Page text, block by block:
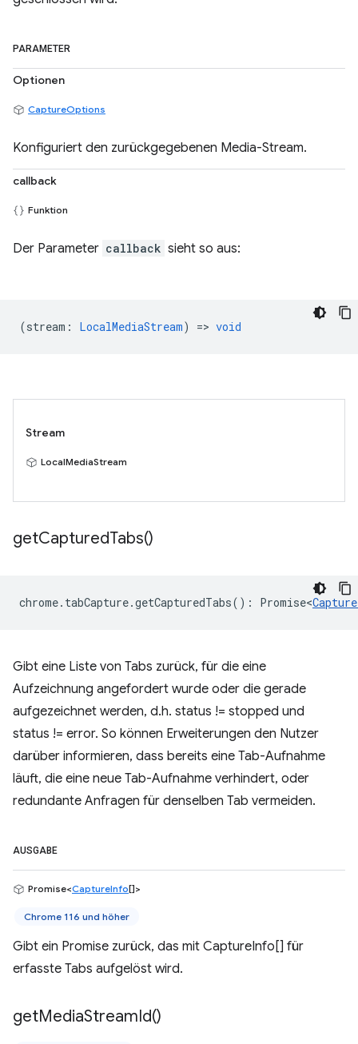
PARAMETER
Optionen
CaptureOptions
Konfiguriert den zurückgegebenen Media-Stream.
callback
Funktion
Der Parameter callback sieht so aus:
(stream : LocalMediaStream) => void
Stream
LocalMediaStream
getCapturedTabs()
chrome. tabCapture.getCapturedTabs() : Promise<
Gibt eine Liste von Tabs zurück, für die eine
Aufzeichnung angefordert wurde oder die gerade
aufgezeichnet werden, d.h. status != stopped und
status != error. So können Erweiterungen den Nutzer
darüber informieren, dass bereits eine Tab-Aufnahme
läuft, die eine neue Tab-Aufnahme verhindert, oder
redundante Anfragen für denselben Tab vermeiden.
AUSGABE
Promise<CaptureInfo[]>
Chrome 116 und höher
Gibt ein Promise zurück, das mit CaptureInfo[] für
erfasste Tabs aufgelöst wird.
getMediaStreamId()